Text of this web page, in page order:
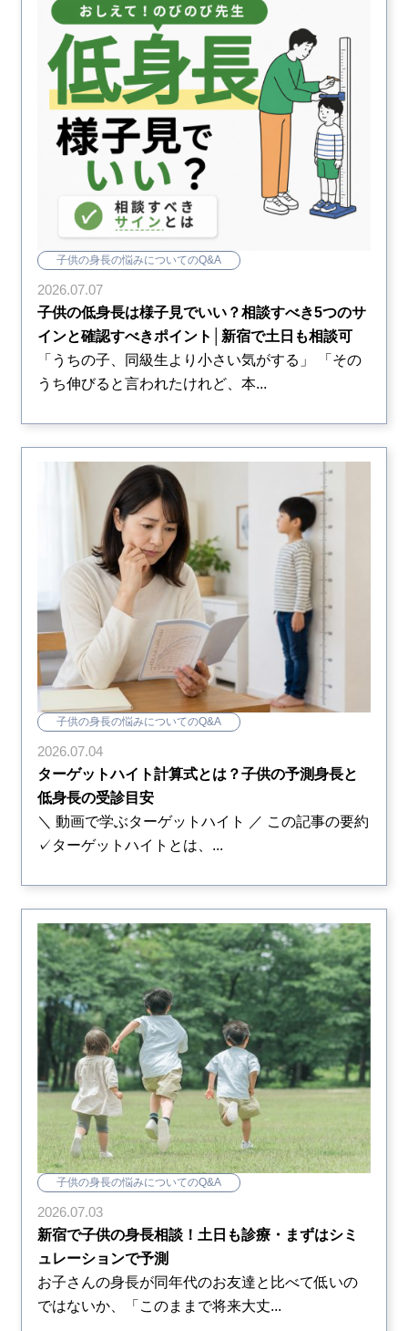
子供の身長の悩みについてのQ&A
2026.07.07
子供の低身長は様子見でいい？相談すべき5つのサ
インと確認すべきポイント│新宿で土日も相談可
「うちの子、同級生より小さい気がする」 「その
うち伸びると言われたけれど、本...
子供の身長の悩みについてのQ&A
2026.07.04
ターゲットハイト計算式とは？子供の予測身長と
低身長の受診目安
＼ 動画で学ぶターゲットハイト ／ この記事の要約
✓ターゲットハイトとは、...
子供の身長の悩みについてのQ&A
2026.07.03
新宿で子供の身長相談！土日も診療・まずはシミ
ュレーションで予測
お子さんの身長が同年代のお友達と比べて低いの
ではないか、「このままで将来大丈...